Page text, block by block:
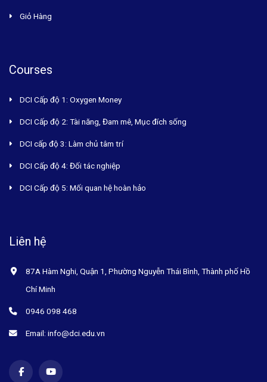
Giỏ Hàng
Courses
DCI Cấp độ 1: Oxygen Money
DCI Cấp độ 2: Tài năng, Đam mê, Mục đích sống
DCI cấp độ 3: Làm chủ tâm trí
DCI Cấp độ 4: Đối tác nghiệp
DCI Cấp độ 5: Mối quan hệ hoàn hảo
Liên hệ
87A Hàm Nghi, Quận 1, Phường Nguyễn Thái Bình, Thành phố Hồ
Chí Minh
0946 098 468
Email: info@dci.edu.vn